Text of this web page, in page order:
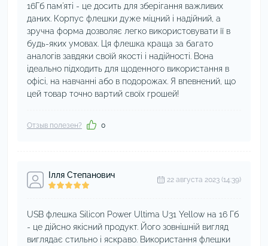
16Гб пам'яті - це досить для зберігання важливих
даних. Корпус флешки дуже міцний і надійний, а
зручна форма дозволяє легко використовувати її в
будь-яких умовах. Ця флешка краща за багато
аналогів завдяки своїй якості і надійності. Вона
ідеально підходить для щоденного використання в
офісі, на навчанні або в подорожах. Я впевнений, що
цей товар точно вартий своїх грошей!
Отзыв полезен? 0
Ілля Степанович 22 августа 2023 (14:39)
USB флешка Silicon Power Ultima U31 Yellow на 16 Гб
- це дійсно якісний продукт. Його зовнішній вигляд
виглядає стильно і яскраво. Використання флешки